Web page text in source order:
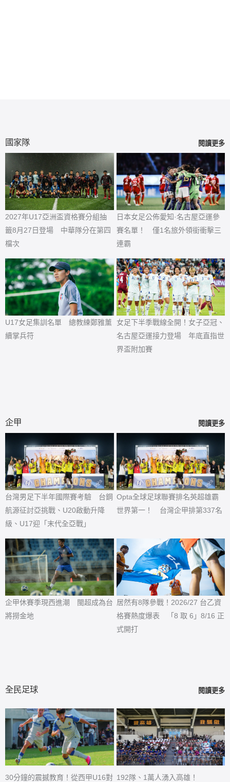
國家隊 閱讀更多
2027年U17亞洲盃資格賽分組抽
籤8月27日登場 中華隊分在第四
檔次
日本女足公佈愛知·名古屋亞運參
賽名單！ 僅1名旅外領銜衝擊三
連霸
U17女足集訓名單 總教練鄭雅薰
續掌兵符
女足下半季戰線全開！女子亞冠、
名古屋亞運接力登場 年底直指世
界盃附加賽
企甲 閱讀更多
台灣男足下半年國際賽考驗 台鋼
航源征討亞挑戰、U20啟動升降
級、U17迎「末代全亞戰」
Opta全球足球聯賽排名英超雄霸
世界第一！ 台灣企甲排第337名
企甲休賽季現西進潮 閩超成為台
將撈金地
居然有8隊參戰！2026/27 台乙資
格賽熱度爆表 「8 取 6」8/16 正
式開打
全民足球 閱讀更多
30分鐘的震撼教育！從西甲U16對 192隊、1萬人湧入高雄！